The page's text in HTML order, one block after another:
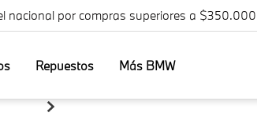
nacional por compras superiores a
Repuestos Más BMW